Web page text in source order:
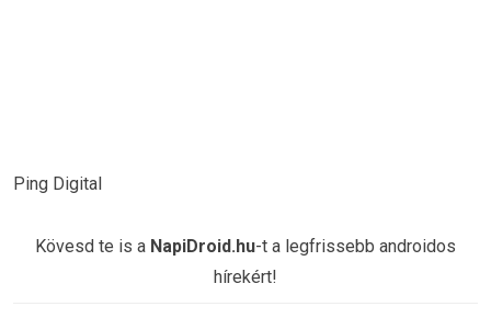
Ping Digital
Kövesd te is a NapiDroid.hu-t a legfrissebb androidos
hírekért!